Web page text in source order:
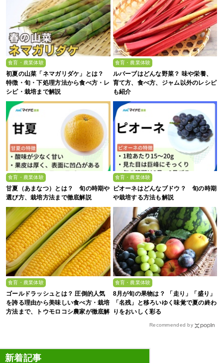
食育・農業体験
初夏の山菜「ネマガリダケ」とは？
特徴・旬・下処理方法から食べ方・レ
シピ・栽培まで解説
食育・農業体験
ルバーブはどんな野菜？ 味や栄養、
育て方、食べ方、ジャム以外のレシピ
も紹介
食育・農業体験
甘夏（あまなつ）とは？ 旬の時期や
選び方、栽培方法まで徹底解説
食育・農業体験
ピオーネはどんなブドウ？ 旬の時期
や栽培する方法も解説
食育・農業体験
ゴールドラッシュとは？ 圧倒的人気
を誇る理由から美味しい食べ方・栽培
方法まで、トウモロコシ農家が徹底解
食育・農業体験
8月が旬の果物は？ 「走り」「盛り」
「名残」と移ろいゆく味覚で夏の終わ
りをおいしく彩る
Recommended by
新着記事